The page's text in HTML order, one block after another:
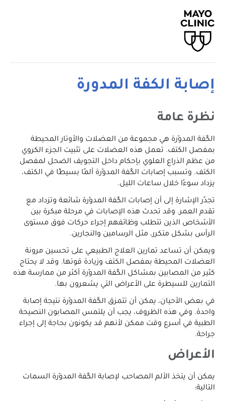
إصابة الكفة المدورة
نظرة عامة
الكُفة المدوّرة هي مجموعة من العضلات والأوتار المحيطة
بمفصل الكتف. تعمل هذه العضلات على تثبيت الجزء الكروي
من عظم الذراع العلوي بإحكام داخل التجويف الضحل لمفصل
الكتف. وتسبب إصابات الكُفة المدوّرة ألمًا بسيطًا في الكتف،
يزداد سوءًا خلال ساعات الليل.
تجدُر الإشارة إلى أن إصابات الكُفة المدوّرة شائعة وتزداد مع
تقدم العمر. وقد تحدث هذه الإصابات في مرحلة مبكرة بين
الأشخاص الذين تتطلب وظائفهم إجراء حركات فوق مستوى
الرأس بشكل متكرر، مثل الرسامين والنجارين.
ويمكن أن تساعد تمارين العلاج الطبيعي على تحسين مرونة
العضلات المحيطة بمفصل الكتف وزيادة قوتها. وقد لا يحتاج
كثير من المصابين بمشاكل الكُفة المدوّرة أكثر من ممارسة هذه
التمارين للسيطرة على الأعراض التي يشعرون بها.
في بعض الأحيان، يمكن أن تتمزق الكُفة المدوّرة نتيجة إصابة
واحدة. وفي هذه الظروف، يجب أن يلتمس المصابون النصيحة
الطبية في أسرع وقت ممكن لأنهم قد يكونون بحاجة إلى إجراء
جراحة.
الأعراض
يمكن أن يتخذ الألم المصاحب لإصابة الكُفة المدوّرة السمات
التالية: